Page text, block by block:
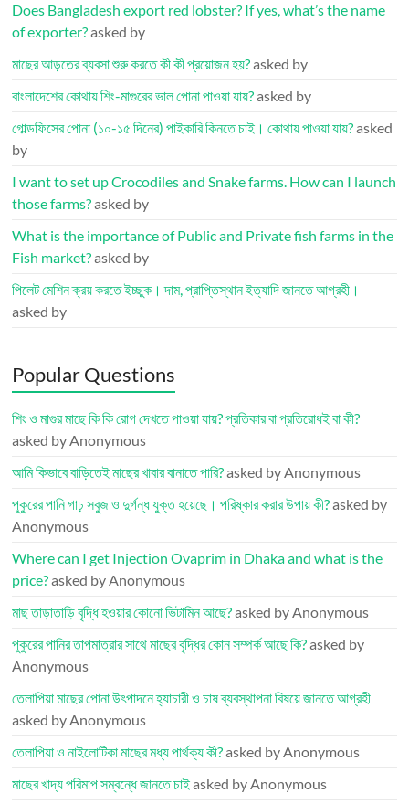
Does Bangladesh export red lobster? If yes, what’s the name
of exporter?asked by
মাছের আড়তের ব্যবসা শুরু করতে কী কী প্রয়োজন হয়?asked by
বাংলাদেশের কোথায় শিং-মাগুরের ভাল পোনা পাওয়া যায়?asked by
গোল্ডফিসের পোনা (১০-১৫ দিনের) পাইকারি কিনতে চাই। কোথায় পাওয়া যায়?asked
by
I want to set up Crocodiles and Snake farms. How can I launch
those farms?asked by
What is the importance of Public and Private fish farms in the
Fish market?asked by
পিলেট মেশিন ক্রয় করতে ইচ্ছুক। দাম, প্রাপ্তিস্থান ইত্যাদি জানতে আগ্রহী।
asked by
Popular Questions
শিং ও মাগুর মাছে কি কি রোগ দেখতে পাওয়া যায়? প্রতিকার বা প্রতিরোধই বা কী?
asked by Anonymous
আমি কিভাবে বাড়িতেই মাছের খাবার বানাতে পারি?asked by Anonymous
পুকুরের পানি গাঢ় সবুজ ও দুর্গন্ধ যুক্ত হয়েছে। পরিষ্কার করার উপায় কী?asked by
Anonymous
Where can I get Injection Ovaprim in Dhaka and what is the
price?asked by Anonymous
মাছ তাড়াতাড়ি বৃদ্ধি হওয়ার কোনো ভিটামিন আছে?asked by Anonymous
পুকুরের পানির তাপমাত্রার সাথে মাছের বৃদ্ধির কোন সম্পর্ক আছে কি?asked by
Anonymous
তেলাপিয়া মাছের পোনা উৎপাদনে হ্যাচারী ও চাষ ব্যবস্থাপনা বিষয়ে জানতে আগ্রহী
asked by Anonymous
তেলাপিয়া ও নাইলোটিকা মাছের মধ্য পার্থক্য কী?asked by Anonymous
মাছের খাদ্য পরিমাপ সম্বন্ধে জানতে চাইasked by Anonymous